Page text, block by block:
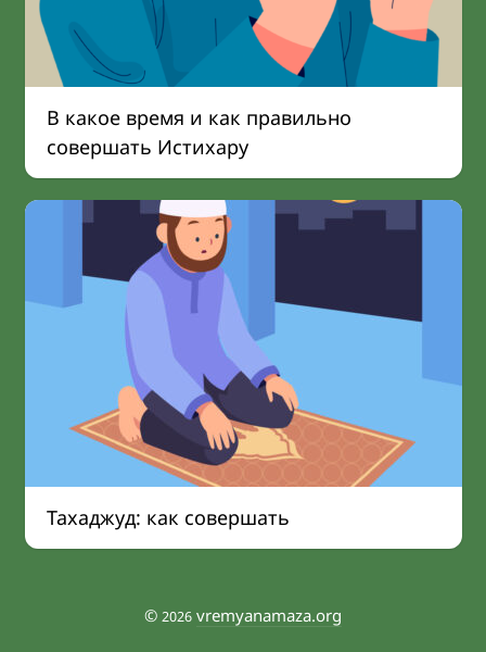
В какое время и как правильно
совершать Истихару
Тахаджуд: как совершать
© 2026 vremyanamaza.org